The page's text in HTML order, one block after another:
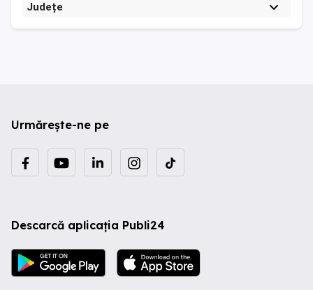
Județe
Urmărește-ne pe
Descarcă aplicația Publi24